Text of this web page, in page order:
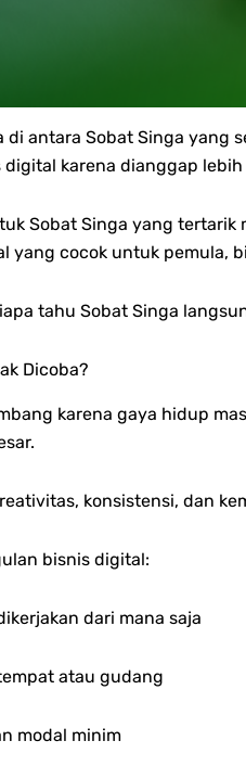
di antara Sobat Singa
karena dianggap
Sobat Singa yang
yang cocok untuk pemula,
tahu Sobat Singa
Dicoba?
karena gaya hidup
konsistensi, dan
bisnis digital:
dari mana saja
atau gudang
modal minim